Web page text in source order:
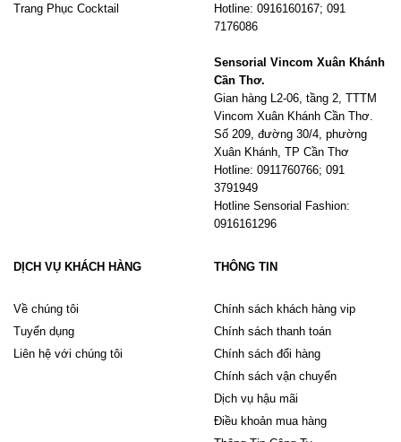
Trang Phục Cocktail
Hotline: 0916160167; 091
7176086
Sensorial Vincom Xuân Khánh
Cần Thơ.
Gian hàng L2-06, tầng 2, TTTM
Vincom Xuân Khánh Cần Thơ.
Số 209, đường 30/4, phường
Xuân Khánh, TP Cần Thơ
Hotline: 0911760766; 091
3791949
Hotline Sensorial Fashion:
0916161296
DỊCH VỤ KHÁCH HÀNG
Về chúng tôi
Tuyển dụng
Liên hệ với chúng tôi
THÔNG TIN
Chính sách khách hàng vip
Chính sách thanh toán
Chính sách đổi hàng
Chính sách vận chuyển
Dịch vụ hậu mãi
Điều khoản mua hàng